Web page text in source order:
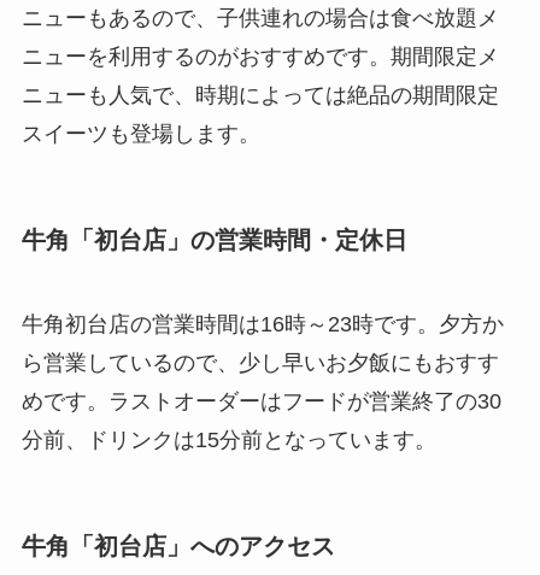
ニューもあるので、子供連れの場合は食べ放題メ
ニューを利用するのがおすすめです。期間限定メ
ニューも人気で、時期によっては絶品の期間限定
スイーツも登場します。
牛角「初台店」の営業時間・定休日
牛角初台店の営業時間は16時～23時です。夕方か
ら営業しているので、少し早いお夕飯にもおすす
めです。ラストオーダーはフードが営業終了の30
分前、ドリンクは15分前となっています。
牛角「初台店」へのアクセス